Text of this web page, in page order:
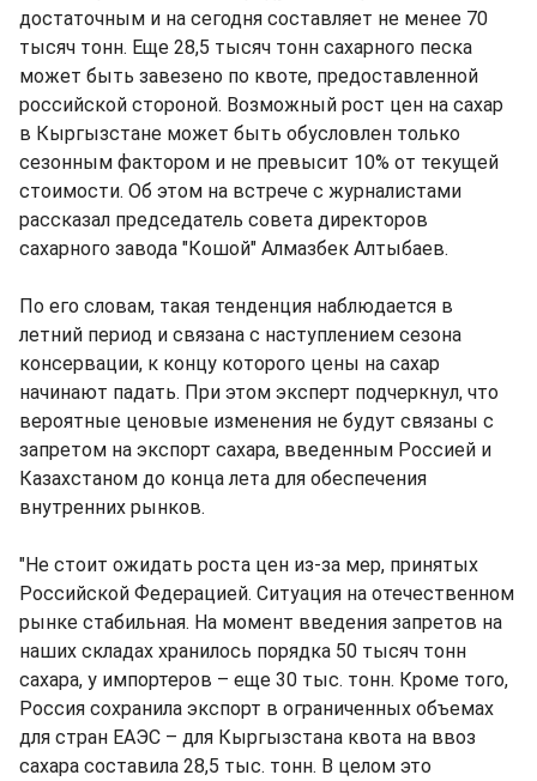
достаточным и на сегодня составляет не менее 70
тысяч тонн. Еще 28,5 тысяч тонн сахарного песка
может быть завезено по квоте, предоставленной
российской стороной. Возможный рост цен на сахар
в Кыргызстане может быть обусловлен только
сезонным фактором и не превысит 10% от текущей
стоимости. Об этом на встрече с журналистами
рассказал председатель совета директоров
сахарного завода "Кошой" Алмазбек Алтыбаев.
По его словам, такая тенденция наблюдается в
летний период и связана с наступлением сезона
консервации, к концу которого цены на сахар
начинают падать. При этом эксперт подчеркнул, что
вероятные ценовые изменения не будут связаны с
запретом на экспорт сахара, введенным Россией и
Казахстаном до конца лета для обеспечения
внутренних рынков.
"Не стоит ожидать роста цен из-за мер, принятых
Российской Федерацией. Ситуация на отечественном
рынке стабильная. На момент введения запретов на
наших складах хранилось порядка 50 тысяч тонн
сахара, у импортеров – еще 30 тыс. тонн. Кроме того,
Россия сохранила экспорт в ограниченных объемах
для стран ЕАЭС – для Кыргызстана квота на ввоз
сахара составила 28,5 тыс. тонн. В целом это